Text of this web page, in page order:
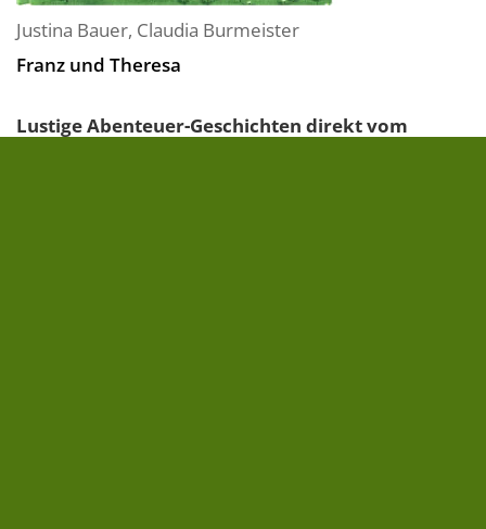
Justina Bauer, Claudia Burmeister
Franz und Theresa
Lustige Abenteuer-Geschichten direkt vom